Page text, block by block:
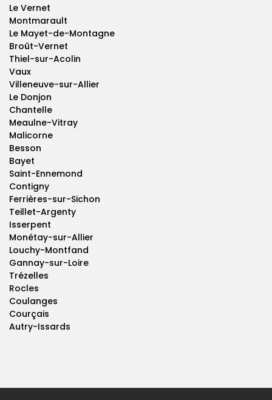
Le Vernet
Montmarault
Le Mayet-de-Montagne
Broût-Vernet
Thiel-sur-Acolin
Vaux
Villeneuve-sur-Allier
Le Donjon
Chantelle
Meaulne-Vitray
Malicorne
Besson
Bayet
Saint-Ennemond
Contigny
Ferrières-sur-Sichon
Teillet-Argenty
Isserpent
Monétay-sur-Allier
Louchy-Montfand
Gannay-sur-Loire
Trézelles
Rocles
Coulanges
Courçais
Autry-Issards